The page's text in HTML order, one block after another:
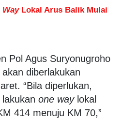
WayLokal Arus Balik Mulai
Pol Agus Suryonugroho
diberlakukan
“Bila diperlukan,
one waylokal
414 menuju KM 70,”